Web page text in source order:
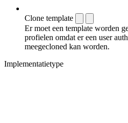
Clone template
Er moet een template worden
profielen omdat er een user
meegecloned kan worden.
Implementatietype